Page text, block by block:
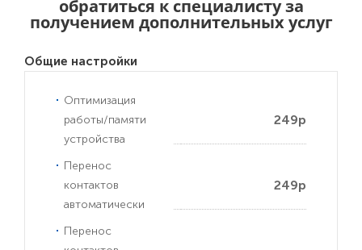
обратиться к специалисту за
получением дополнительных услуг
Общие настройки
Оптимизация
работы/памяти
устройства
249р
Перенос
контактов
автоматически
249р
Перенос